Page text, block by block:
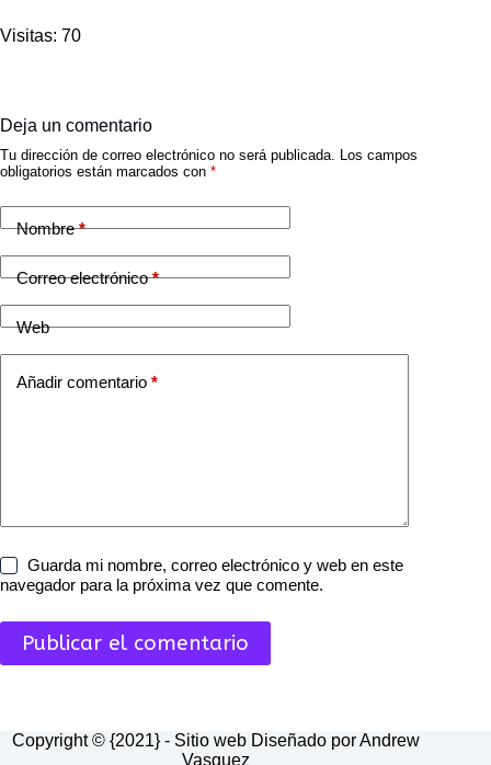
Visitas: 70
Deja un comentario
Tu dirección de correo electrónico no será publicada. Los campos
obligatorios están marcados con *
Nombre*
Correo electrónico*
Web
Añadir comentario *
Guarda mi nombre, correo electrónico y web en este
navegador para la próxima vez que comente.
Publicar el comentario
Copyright © {2021} - Sitio web Diseñado por Andrew
Vasquez